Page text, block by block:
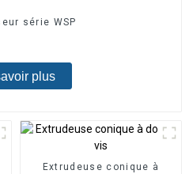
série WSP
plus
Extrudeuse conique à